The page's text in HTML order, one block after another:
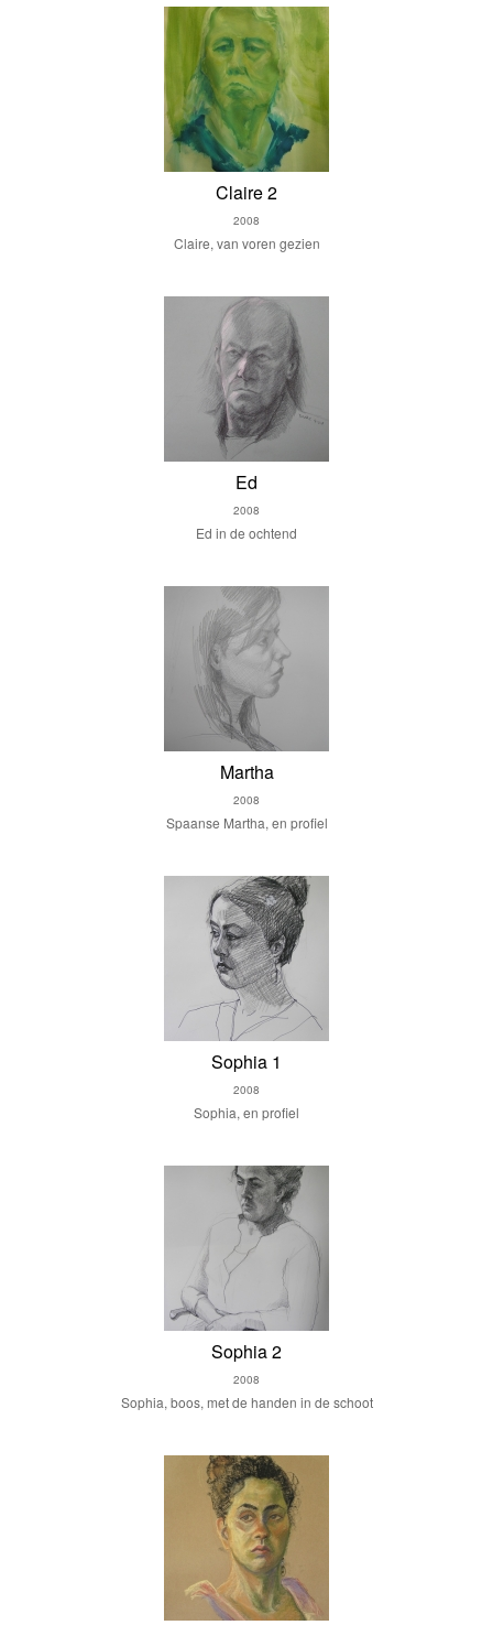
Claire 2
2008
Claire, van voren gezien
Ed
2008
Ed in de ochtend
Martha
2008
Spaanse Martha, en profiel
Sophia 1
2008
Sophia, en profiel
Sophia 2
2008
Sophia, boos, met de handen in de schoot